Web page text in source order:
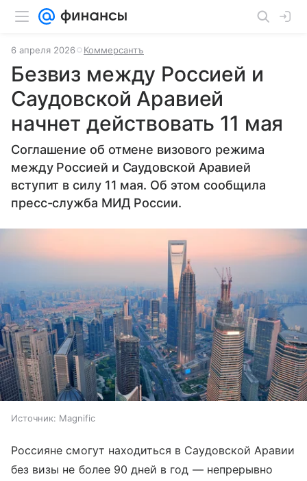
6 апреля 2026 Коммерсантъ
Безвиз между Россией и
Саудовской Аравией
начнет действовать 11 мая
Соглашение об отмене визового режима
между Россией и Саудовской Аравией
вступит в силу 11 мая. Об этом сообщила
пресс-служба МИД России.
Источник: Magnific
Россияне смогут находиться в Саудовской Аравии
без визы не более 90 дней в год — непрерывно